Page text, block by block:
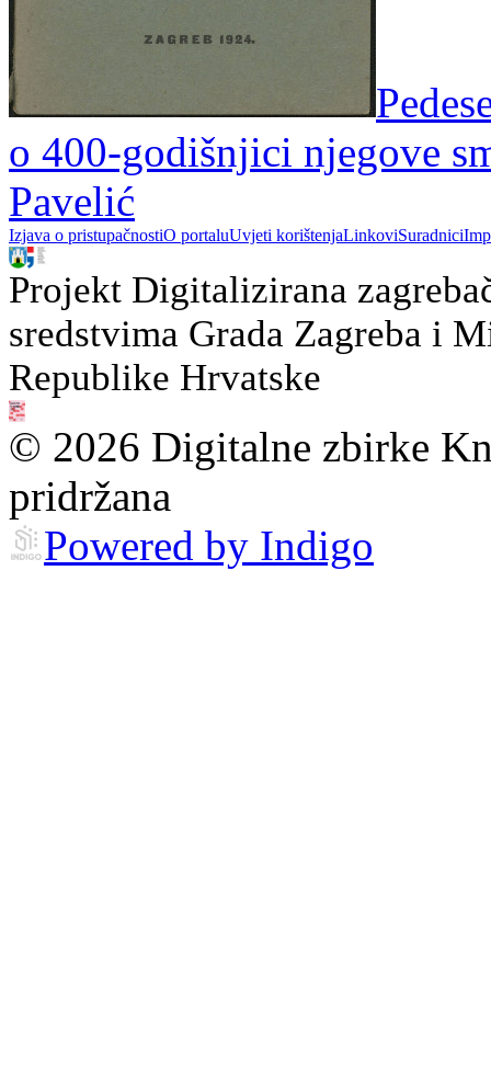
o 400-godišnjici njegove
Pavelić
Izjava o pristupačnostiO portaluUvjeti korištenjaLinkoviSuradnici
Projekt Digitalizirana
sredstvima Grada Zagreba i
Republike Hrvatske
© 2026 Digitalne zbirke
pridržana
Powered by Indigo